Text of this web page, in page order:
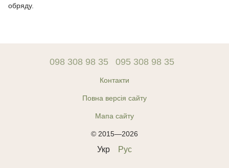
обряду.
098 308 98 35 095 308 98 35
Контакти
Повна версія сайту
Мапа сайту
© 2015—2026
Укр Рус